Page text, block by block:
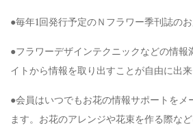
●毎年1回発行予定のＮフラワー季刊誌の
●フラワーデザインテクニックなどの情報
イトから情報を取り出すことが自由に出来
●会員はいつでもお花の情報サポートをメ
ます。お花のアレンジや花束を作る際な